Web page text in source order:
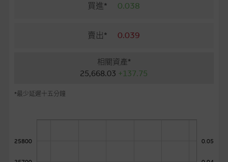
買進* 0.038
賣出* 0.039
相關資產*
25,668.03 +137.75
*最少延遲十五分鐘
0.05
25800